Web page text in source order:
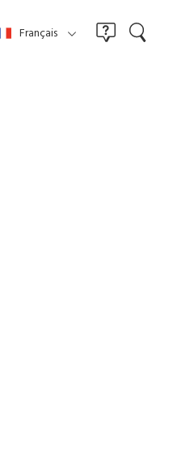
Français